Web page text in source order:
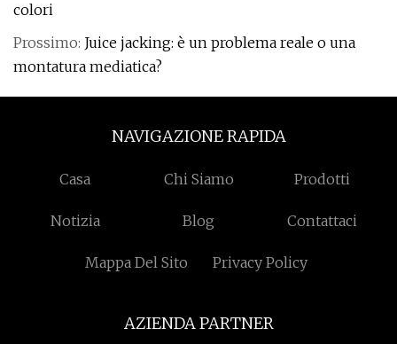
colori
Prossimo: Juice jacking: è un problema reale o una
montatura mediatica?
NAVIGAZIONE RAPIDA
Casa Chi Siamo Prodotti
Notizia Blog Contattaci
Mappa Del Sito Privacy Policy
AZIENDA PARTNER